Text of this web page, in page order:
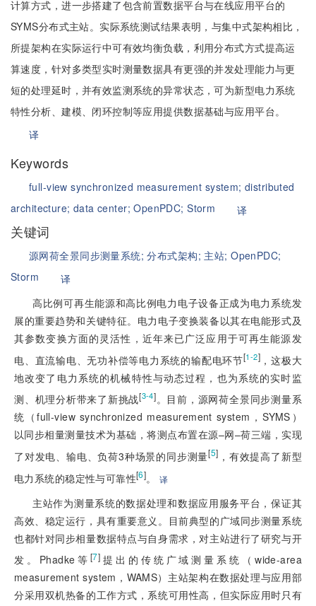
计算方式，进一步搭建了包含前置数据平台与在线应用平台的
SYMS分布式主站。实际系统测试结果表明，与集中式架构相比，
所提架构在实际运行中可有效均衡负载，利用分布式方式提高运
算速度，针对多类型实时测量数据具有更强的并发处理能力与更
短的处理延时，并有效监测系统的异常状态，可为新型电力系统
特性分析、建模、闭环控制等应用提供数据基础与应用平台。
译
Keywords
full-view synchronized measurement system;distributed
architecture; data center;OpenPDC;Storm 译
关键词
源网荷全景同步测量系统;分布式架构; 主站;OpenPDC;
Storm
译
高比例可再生能源和高比例电力电子设备正成为电力系统发
展的重要趋势和关键特征。电力电子变换装备以其在电能形式及
其参数变换方面的灵活性，近年来已广泛应用于可再生能源发
电、直流输电、无功补偿等电力系统的输配电环节[1-2]，这极大
地改变了电力系统的机械特性与动态过程，也为系统的实时监
测、机理分析带来了新挑战[3-4]。目前，源网荷全景同步测量系
统（full-view synchronized measurement system，SYMS）
以同步相量测量技术为基础，将测点布置在源–网–荷三端，实现
了对发电、输电、负荷3种场景的同步测量[5] ，有效提高了新型
电力系统的稳定性与可靠性[6]。译
主站作为测量系统的数据处理和数据应用服务平台，保证其
高效、稳定运行，具有重要意义。目前典型的广域同步测量系统
也都针对同步相量数据特点与自身需求，对主站进行了研究与开
发。Phadke等 [7] 提出的传统广域测量系统（wide-area
measurement system，WAMS）主站架构在数据处理与应用部
分采用双机热备的工作方式，系统可用性高，但实际应用时只有